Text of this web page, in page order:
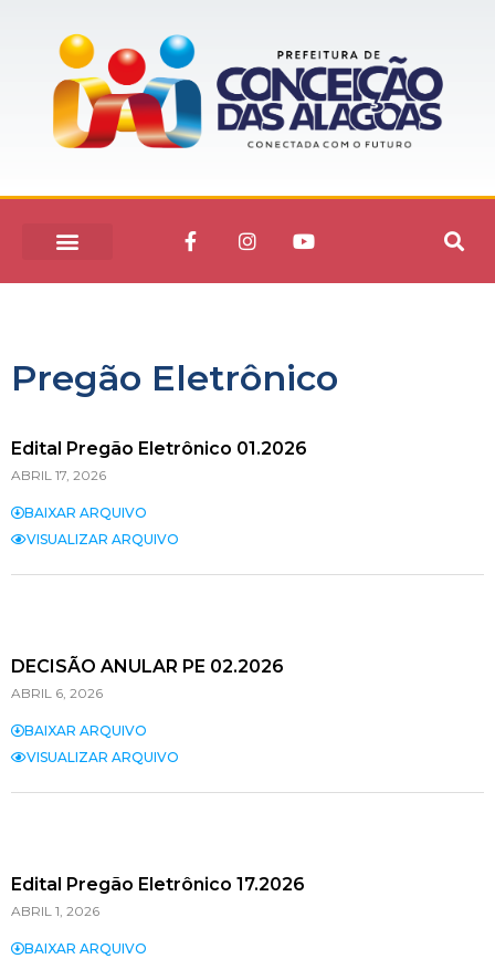
Pregão Eletrônico
Edital Pregão Eletrônico 01.2026
ABRIL 17, 2026
BAIXAR ARQUIVO
VISUALIZAR ARQUIVO
DECISÃO ANULAR PE 02.2026
ABRIL 6, 2026
BAIXAR ARQUIVO
VISUALIZAR ARQUIVO
Edital Pregão Eletrônico 17.2026
ABRIL 1, 2026
BAIXAR ARQUIVO